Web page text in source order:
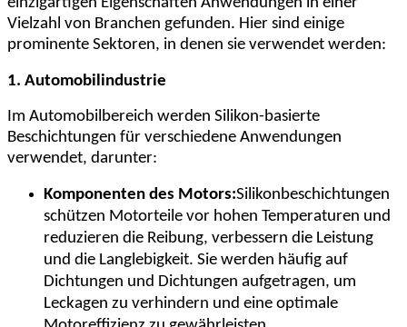
einzigartigen Eigenschaften Anwendungen in einer
Vielzahl von Branchen gefunden. Hier sind einige
prominente Sektoren, in denen sie verwendet werden:
1. Automobilindustrie
Im Automobilbereich werden Silikon-basierte
Beschichtungen für verschiedene Anwendungen
verwendet, darunter:
Komponenten des Motors:Silikonbeschichtungen
schützen Motorteile vor hohen Temperaturen und
reduzieren die Reibung, verbessern die Leistung
und die Langlebigkeit. Sie werden häufig auf
Dichtungen und Dichtungen aufgetragen, um
Leckagen zu verhindern und eine optimale